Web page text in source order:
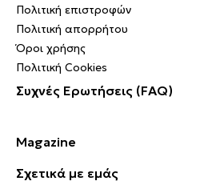
Πολιτική επιστροφών
Πολιτική απορρήτου
Όροι χρήσης
Πολιτική Cookies
Συχνές Ερωτήσεις (FAQ)
Magazine
Σχετικά με εμάς